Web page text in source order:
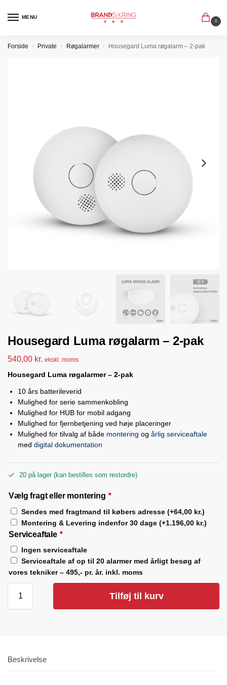
MENU
0
Forside / Private / Røgalarmer / Housegard Luma røgalarm – 2-pak
Housegard Luma røgalarm – 2-pak
540,00 kr. ekskl. moms
Housegard Luma røgalarmer – 2-pak
10 års batterileverid
Mulighed for serie sammenkobling
Mulighed for HUB for mobil adgang
Mulighed for fjernbetjening ved høje placeringer
Mulighed for tilvalg af både montering og årlig serviceaftale
med digital dokumentation
20 på lager (kan bestilles som restordre)
Vælg fragt eller montering *
Sendes med fragtmand til købers adresse (+64,00 kr.)
Montering & Levering indenfor 30 dage (+1.196,00 kr.)
Serviceaftale *
Ingen serviceaftale
Serviceaftale af op til 20 alarmer med årligt besøg af
vores tekniker – 495,- pr. år. inkl. moms
Tilføj til kurv
Beskrivelse